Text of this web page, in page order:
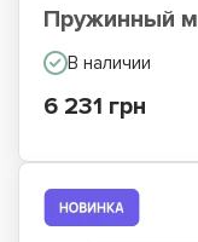
Пружинный
В наличии
6 231 грн